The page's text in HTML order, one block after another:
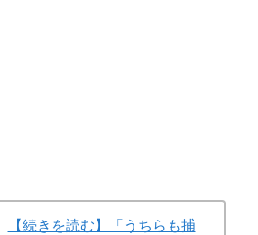
【続きを読む】「うちらも捕